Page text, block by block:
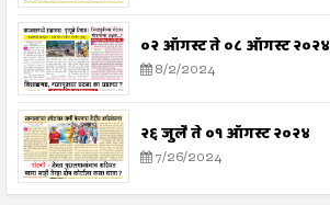
०२ ऑगस्ट ते ०८ ऑगस्ट २०२४
8/2/2024
२६ जुलै ते ०१ ऑगस्ट २०२४
7/26/2024